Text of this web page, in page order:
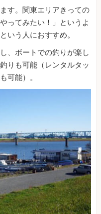
す。関東エリアきっての
ってみたい！」というよ
いう人におすすめ。
、ボートでの釣りが楽し
りも可能（レンタルタッ
可能）。